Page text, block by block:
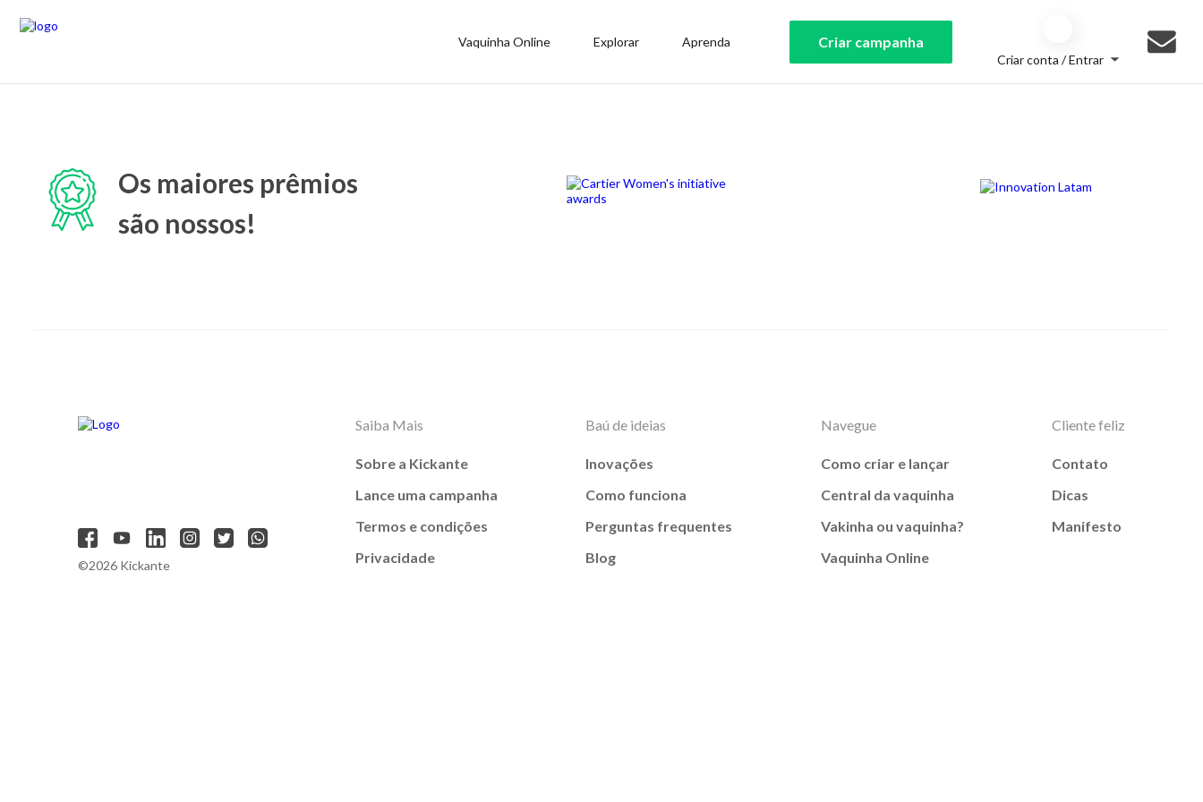
Vaquinha Online Explorar Aprenda Criar campanha
Criar conta / Entrar
Os maiores prêmios
são nossos!
©2026 Kickante
Saiba Mais
Sobre a Kickante
Lance uma campanha
Termos e condições
Privacidade
Baú de ideias
Inovações
Como funciona
Perguntas frequentes
Blog
Navegue
Como criar e lançar
Central da vaquinha
Vakinha ou vaquinha?
Vaquinha Online
Cliente feliz
Contato
Dicas
Manifesto